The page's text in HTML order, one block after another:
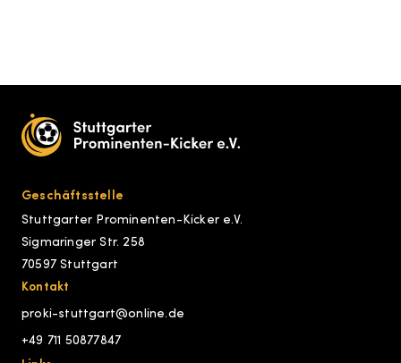
Geschäftsstelle
Stuttgarter Prominenten-Kicker e.V.
Sigmaringer Str. 258
70597 Stuttgart
Kontakt
proki-stuttgart@online.de
+49 711 50877847